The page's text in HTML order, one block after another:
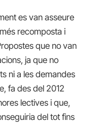
es van asseure
recomposta i
que no van
ja que no
ni a les demandes
fa des del 2012
lectives i que,
del tot fins